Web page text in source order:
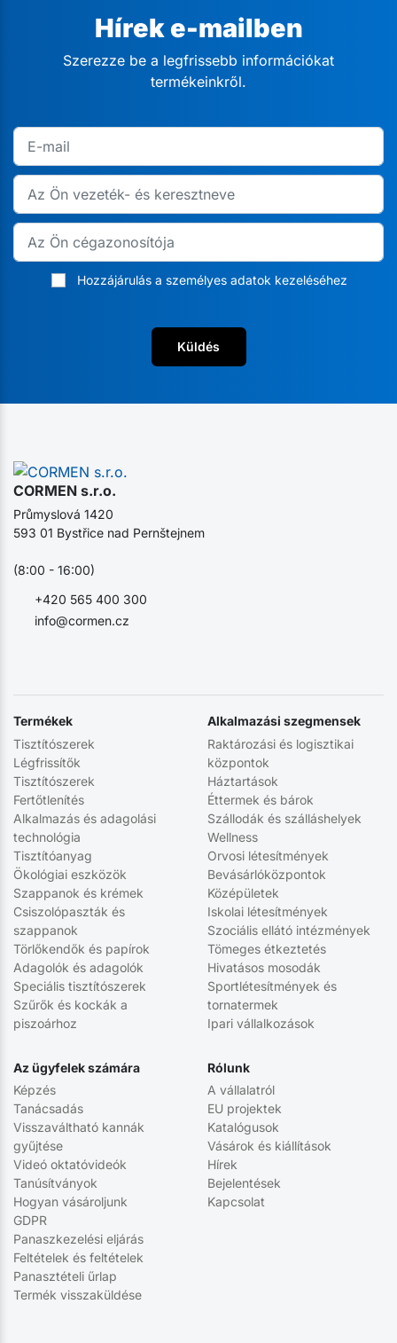
Hírek e-mailben
Szerezze be a legfrissebb információkat
termékeinkről.
Hozzájárulás a személyes adatok kezeléséhez
Küldés
CORMEN s.r.o.
info@cormen.cz
+420 565 400 300
Průmyslová 1420
593 01 Bystřice nad Pernštejnem
(8:00 - 16:00)
Termékek
Tisztítószerek
Légfrissítők
Tisztítószerek
Fertőtlenítés
Alkalmazás és adagolási
technológia
Tisztítóanyag
Ökológiai eszközök
Szappanok és krémek
Csiszolópaszták és
szappanok
Törlőkendők és papírok
Adagolók és adagolók
Speciális tisztítószerek
Szűrők és kockák a
piszoárhoz
Alkalmazási szegmensek
Raktározási és logisztikai
központok
Háztartások
Éttermek és bárok
Szállodák és szálláshelyek
Wellness
Orvosi létesítmények
Bevásárlóközpontok
Középületek
Iskolai létesítmények
Szociális ellátó intézmények
Tömeges étkeztetés
Hivatásos mosodák
Sportlétesítmények és
tornatermek
Ipari vállalkozások
Az ügyfelek számára
Képzés
Tanácsadás
Visszaváltható kannák
gyűjtése
Videó oktatóvideók
Tanúsítványok
Hogyan vásároljunk
GDPR
Panaszkezelési eljárás
Feltételek és feltételek
Panasztételi űrlap
Termék visszaküldése
Rólunk
A vállalatról
EU projektek
Katalógusok
Vásárok és kiállítások
Hírek
Bejelentések
Kapcsolat